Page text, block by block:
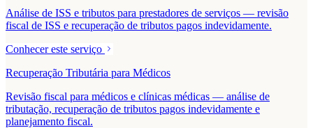
Análise de ISS e tributos para prestadores de serviços — revisão
fiscal de ISS e recuperação de tributos pagos indevidamente.
Conhecer este serviço
Recuperação Tributária para Médicos
Revisão fiscal para médicos e clínicas médicas — análise de
tributação, recuperação de tributos pagos indevidamente e
planejamento fiscal.